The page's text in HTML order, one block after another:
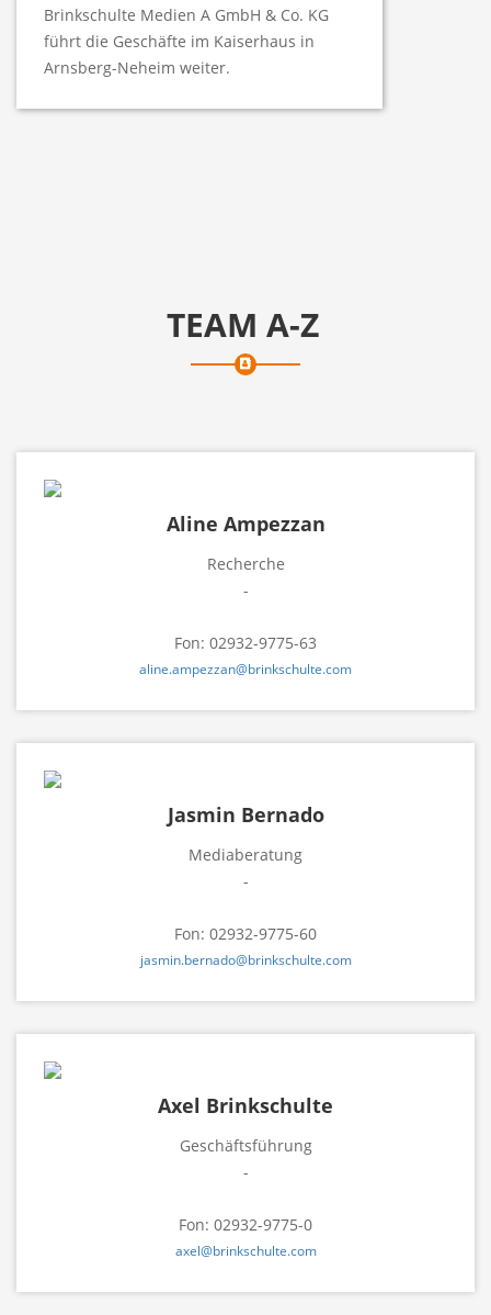
Brinkschulte Medien A GmbH & Co. KG
führt die Geschäfte im Kaiserhaus in
Arnsberg-Neheim weiter.
TEAM A-Z
Aline Ampezzan
Recherche
-
Fon: 02932-9775-63
aline.ampezzan@brinkschulte.com
Jasmin Bernado
Mediaberatung
-
Fon: 02932-9775-60
jasmin.bernado@brinkschulte.com
Axel Brinkschulte
Geschäftsführung
-
Fon: 02932-9775-0
axel@brinkschulte.com